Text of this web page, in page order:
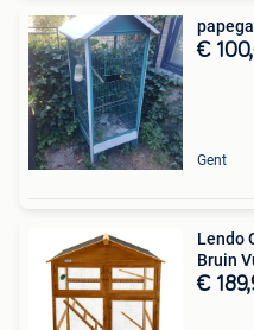
€
Gent
Lendo
Bruin
€